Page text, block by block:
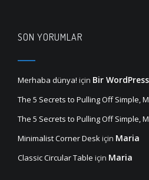
SON YORUMLAR
Merhaba dünya! için Bir
The 5 Secrets to Pulling Off Simple,
The 5 Secrets to Pulling Off Simple,
Minimalist Corner Deskiçin Maria
Classic Circular Table için Maria